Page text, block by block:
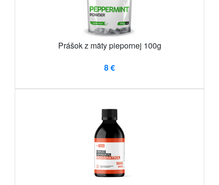
Prášok z mäty piepornej 100g
8 €